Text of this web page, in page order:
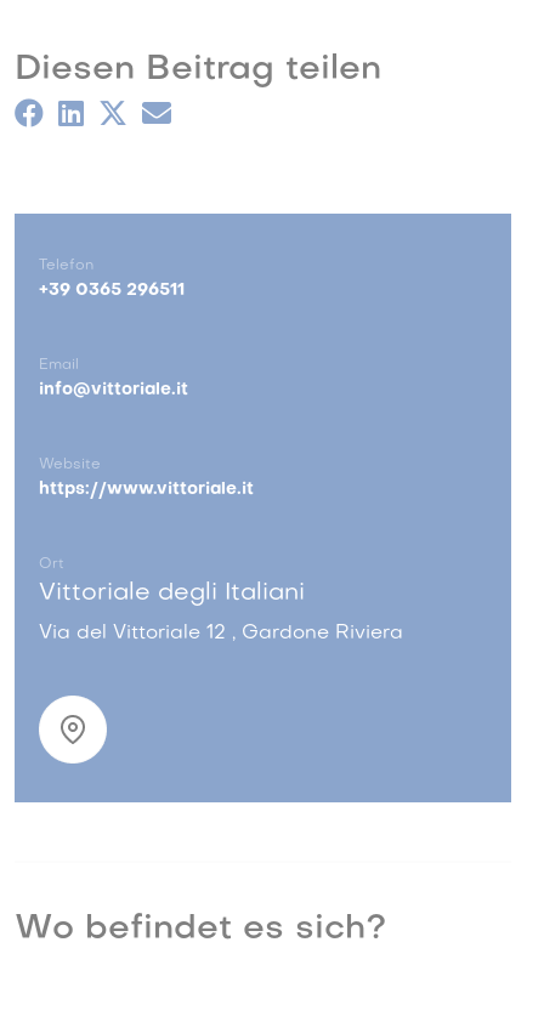
Diesen Beitrag teilen
Telefon
+39 0365 296511
Email
info@vittoriale.it
Website
https://www.vittoriale.it
Ort
Vittoriale degli Italiani
Via del Vittoriale 12 , Gardone Riviera
Wo befindet es sich?